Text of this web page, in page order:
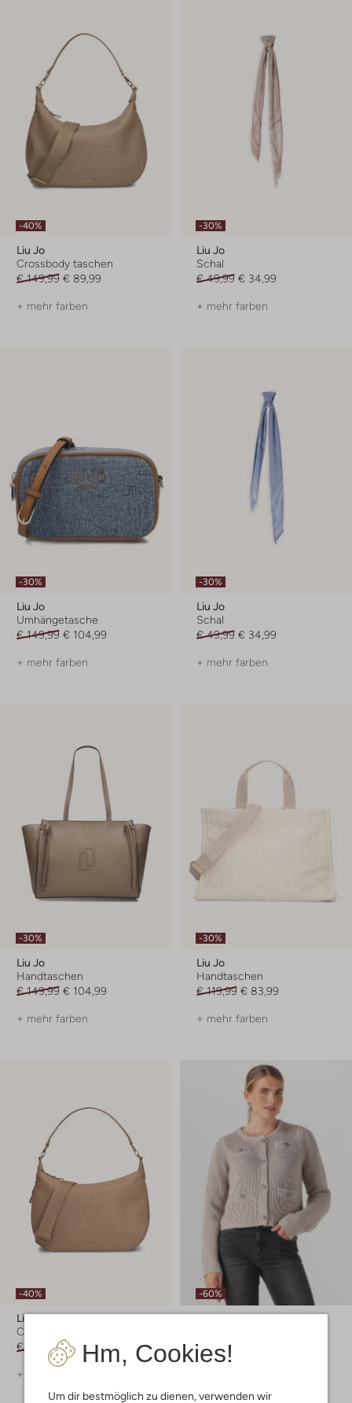
Hm, Cookies!
Um dir bestmöglich zu dienen, verwenden wir
-40%
Liu Jo
Crossbody taschen
€ 149,99 € 89,99
+ mehr farben
-30%
Liu Jo
Schal
€ 49,99 € 34,99
+ mehr farben
-30%
Liu Jo
Umhängetasche
€ 149,99 € 104,99
+ mehr farben
-30%
Liu Jo
Schal
€ 49,99 € 34,99
+ mehr farben
-30%
Liu Jo
Handtaschen
€ 149,99 € 104,99
+ mehr farben
-30%
Liu Jo
Handtaschen
€ 119,99 € 83,99
+ mehr farben
-40%
Liu Jo
Crossbody taschen
€ 149,99 € 89,99
+ mehr farben
-60%
Liu Jo
€ 199,99